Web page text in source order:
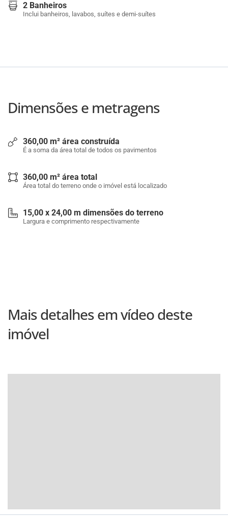
2 Banheiros
Inclui banheiros, lavabos, suítes e demi-suítes
Dimensões e metragens
360,00 m² área construída
É a soma da área total de todos os pavimentos
360,00 m² área total
Área total do terreno onde o imóvel está localizado
15,00 x 24,00 m dimensões do terreno
Largura e comprimento respectivamente
Mais detalhes em vídeo deste
imóvel